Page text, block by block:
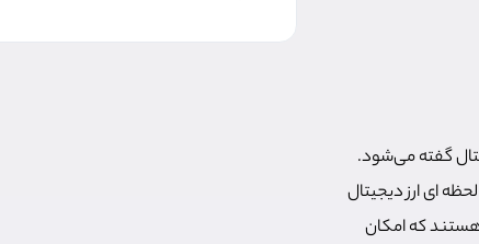
گفته می‌شود.
ای ارز دیجیتال
هستند که امکان